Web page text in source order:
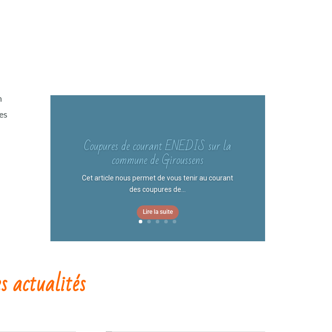
Coupures de courant ENEDIS sur la
commune de Giroussens
Cet article nous permet de vous tenir au courant
des coupures de...
Lire la suite
actualités